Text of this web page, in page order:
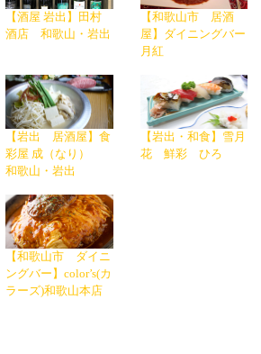
【酒屋 岩出】田村
酒店 和歌山・岩出
【和歌山市 居酒
屋】ダイニングバー
月紅
【岩出 居酒屋】食
彩屋 成（なり）
和歌山・岩出
【岩出・和食】雪月
花 鮮彩 ひろ
【和歌山市 ダイニ
ングバー】color’s(カ
ラーズ)和歌山本店